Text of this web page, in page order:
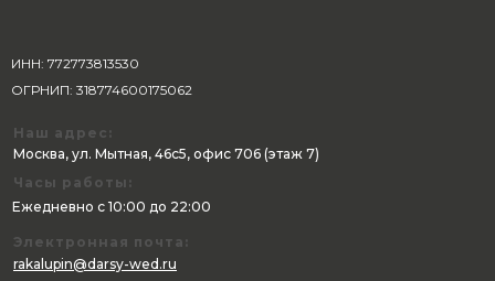
Наш адрес:
Часы работы:
Электронная почта:
ИНН: 772773813530
ОГРНИП: 318774600175062
Москва, ул. Мытная, 46с5, офис 706 (этаж 7)
Ежедневно с 10:00 до 22:00
rakalupin@darsy-wed.ru